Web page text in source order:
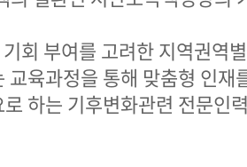
회 부여를 고려한 지역권역
교육과정을 통해 맞춤형 인재
하는 기후변화관련 전문인